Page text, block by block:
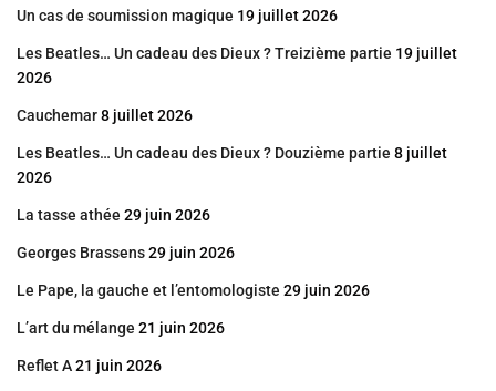
Un cas de soumission magique 19 juillet 2026
Les Beatles… Un cadeau des Dieux ? Treizième partie 19 juillet
2026
Cauchemar8 juillet 2026
Les Beatles… Un cadeau des Dieux ? Douzième partie 8 juillet
2026
La tasse athée 29 juin 2026
Georges Brassens29 juin 2026
Le Pape, la gauche et l’entomologiste 29 juin 2026
L’art du mélange 21 juin 2026
Reflet A21 juin 2026